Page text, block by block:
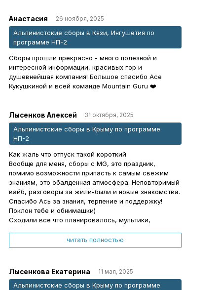
Анастасия 26 ноября, 2025
Альпинистские сборы в Кязи, Ингушетия по
программе НП-2
Сборы прошли прекрасно - много полезной и
интересной информации, красивых гор и
душевнейшая компания! Большое спасибо Асе
Кукушкиной и всей команде Mountain Guru ❤️
Лысенков Алексей 31 октября, 2025
Альпинистские сборы в Крыму по программе
НП-2
Как жаль что отпуск такой короткий
Вообще для меня, сборы с MG, это праздник,
помимо возможности припасть к самым свежим
знаниям, это обалденная атмосфера. Неповторимый
вайб, разговоры за жили-были и новые знакомства.
Спасибо Ась за знания, терпение и поддержку!
Поклон тебе и обнимашки)
Сходили все что планировалось, мультики,
скалах. Стал намного лучше понимать логику
работы в связке.
Хочу отметить отличную организацию сборов, а так
же гибкость в реализации плана.
Получили рекомендации на будущее.
читать полностью
Лысенкова Екатерина 11 мая, 2025
Альпинистские сборы в Крыму по программе